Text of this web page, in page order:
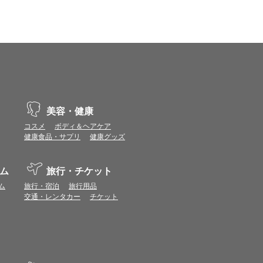
作や表示が正しく行われない可能性がありま
が使用できる環境でご利用ください。
トまたは表示ポイント数をプレミアムポイ
。
があります。ポイント付与時期はショップご
ましては表示ポイント数と付与ポイント数
ならない場合があります。
。
から再度ショップへアクセスしてください。
美容・健康
コスメ
ボディ＆ヘアケア
健康食品・サプリ
健康グッズ
旅行・チケット
旅行・宿泊
旅行用品
交通・レンタカー
チケット